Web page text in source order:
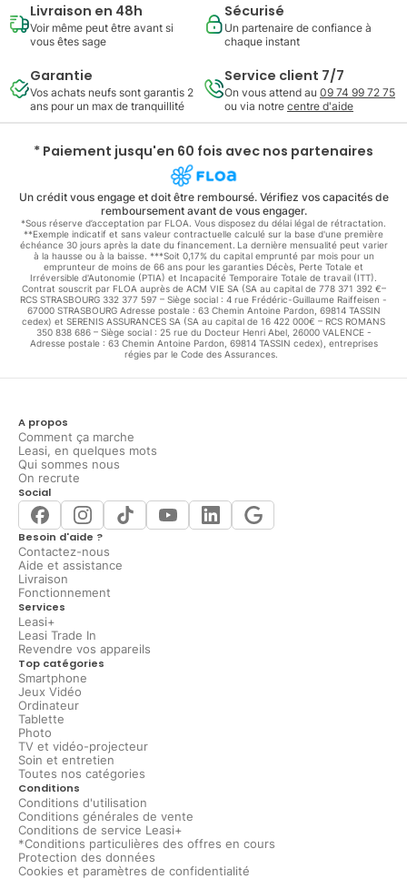
Livraison en 48h
Voir même peut être avant si
vous êtes sage
Sécurisé
Un partenaire de confiance à
chaque instant
Garantie
Vos achats neufs sont garantis 2
ans pour un max de tranquillité
Service client 7/7
On vous attend au 09 74 99 72 75
ou via notre centre d'aide
* Paiement jusqu'en 60 fois avec nos partenaires
Un crédit vous engage et doit être remboursé. Vérifiez vos capacités de
remboursement avant de vous engager.
*Sous réserve d’acceptation par FLOA. Vous disposez du délai légal de rétractation.
**Exemple indicatif et sans valeur contractuelle calculé sur la base d'une première
échéance 30 jours après la date du financement. La dernière mensualité peut varier
à la hausse ou à la baisse. ***Soit 0,17% du capital emprunté par mois pour un
emprunteur de moins de 66 ans pour les garanties Décès, Perte Totale et
Irréversible d'Autonomie (PTIA) et Incapacité Temporaire Totale de travail (ITT).
Contrat souscrit par FLOA auprès de ACM VIE SA (SA au capital de 778 371 392 €–
RCS STRASBOURG 332 377 597 – Siège social : 4 rue Frédéric-Guillaume Raiffeisen -
67000 STRASBOURG Adresse postale : 63 Chemin Antoine Pardon, 69814 TASSIN
cedex) et SERENIS ASSURANCES SA (SA au capital de 16 422 000€ – RCS ROMANS
350 838 686 – Siège social : 25 rue du Docteur Henri Abel, 26000 VALENCE -
Adresse postale : 63 Chemin Antoine Pardon, 69814 TASSIN cedex), entreprises
régies par le Code des Assurances.
A propos
Comment ça marche
Leasi, en quelques mots
Qui sommes nous
On recrute
Social
Besoin d'aide ?
Contactez-nous
Aide et assistance
Livraison
Fonctionnement
Services
Leasi+
Leasi Trade In
Revendre vos appareils
Top catégories
Smartphone
Jeux Vidéo
Ordinateur
Tablette
Photo
TV et vidéo-projecteur
Soin et entretien
Toutes nos catégories
Conditions
Conditions d'utilisation
Conditions générales de vente
Conditions de service Leasi+
*Conditions particulières des offres en cours
Protection des données
Cookies et paramètres de confidentialité